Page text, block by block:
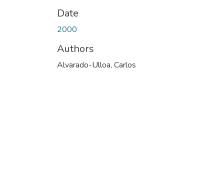
Date
2000
Authors
Alvarado-Ulloa, Carlos